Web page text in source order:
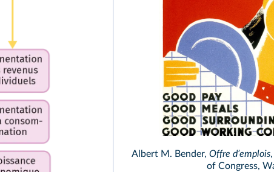
Albert M. Bender, Offre dʼemplois
of Congress,